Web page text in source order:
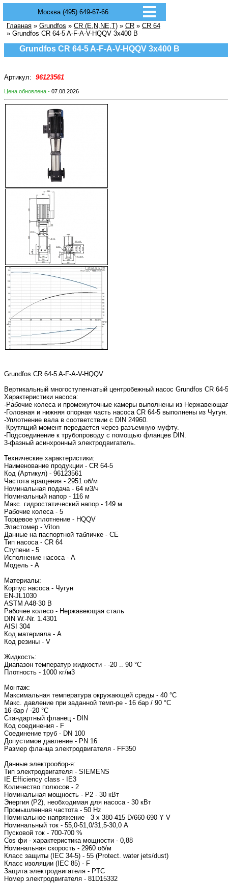
Москва (495) 649-67-66
Главная » Grundfos » CR (E,N,NE,T) » CR » CR 64
» Grundfos CR 64-5 A-F-A-V-HQQV 3х400 В
Grundfos CR 64-5 A-F-A-V-HQQV 3х400 В
Артикул: 96123561
Цена обновлена - 07.08.2026
Grundfos CR 64-5 A-F-A-V-HQQV
Вертикальный многоступенчатый центробежный насос Grundfos CR
Характеристики насоса:
-Рабочие колеса и промежуточные камеры выполнены из
-Головная и нижняя опорная часть насоса CR 64-5 выполнены из Чугун.
-Уплотнение вала в соответствии с DIN 24960.
-Крутящий момент передается через разъемную муфту.
-Подсоединение к трубопроводу с помощью фланцев DIN.
3-фазный асинхронный электродвигатель.
Технические характеристики:
Наименование продукции - CR 64-5
Код (Артикул) - 96123561
Частота вращения - 2951 об/м
Номинальная подача - 64 м3/ч
Номинальный напор - 116 м
Макс. гидростатический напор - 149 м
Рабочие колеса - 5
Торцевое уплотнение - HQQV
Эластомер - Viton
Данные на паспортной табличке - CE
Тип насоса - CR 64
Ступени - 5
Исполнение насоса - A
Модель - A
Материалы:
Корпус насоса - Чугун
EN-JL1030
ASTM A48-30 B
Рабочее колесо - Нержавеющая сталь
DIN W.-Nr. 1.4301
AISI 304
Код материала - A
Код резины - V
Жидкость:
Диапазон температур жидкости - -20 .. 90 °C
Плотность - 1000 кг/м3
Монтаж:
Максимальная температура окружающей среды - 40 °C
Макс. давление при заданной темп-ре - 16 бар / 90 °C
16 бар / -20 °C
Стандартный фланец - DIN
Код соединения - F
Соединение труб - DN 100
Допустимое давление - PN 16
Размер фланца электродвигателя
Данные электрообор-я:
Тип
IE Efficiency class - IE3
Количество полюсов - 2
Номинальная мощность - P2 - 30 кВт
Энергия (Р2), необходимая для насоса - 30 кВт
Промышленная частота - 50 Hz
Номинальное напряжение - 3 x 380-415 D/660-690
Номинальный ток -
Пусковой ток - 700-
Cos фи -
Класс защиты (IEC 34-5) - 55 (Protect. water jets/dust)
Класс изоляции (IEC 85) - F
Защита электродвигателя - PTC
Номер